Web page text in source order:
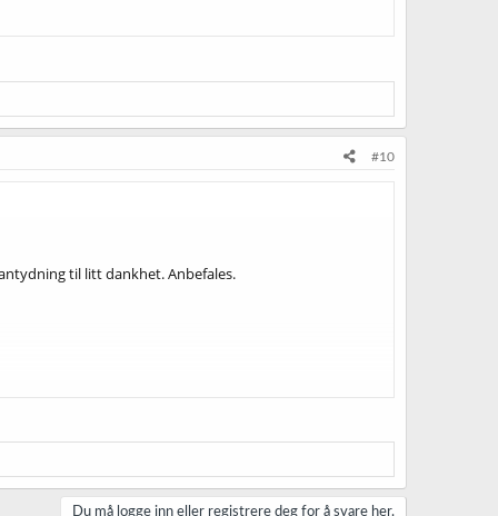
#10
til litt dankhet. Anbefales.
Du må logge inn eller registrere deg for å svare her.